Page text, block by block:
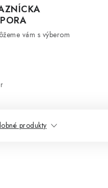
vám s výberom
produkty